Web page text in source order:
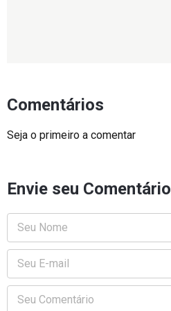
Comentários
Seja o primeiro a comentar
Envie seu Comentário